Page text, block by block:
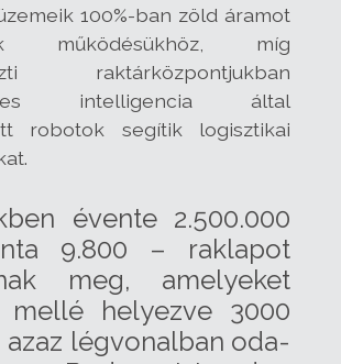
100%-ban zöld áramot
működésükhöz, míg
raktárközpontjukban
intelligencia által
robotok segítik logisztikai
évente 2.500.000
9.800 – raklapot
meg, amelyeket
mellé helyezve 3000
légvonalban oda-